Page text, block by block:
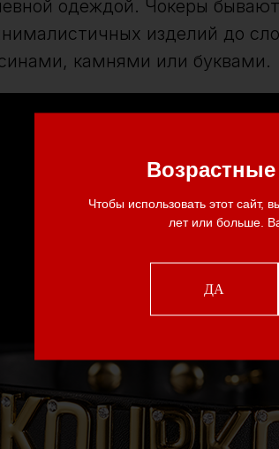
Чтобы использовать этот сайт,
лет или больше.
ДА
одеждой. Чокеры
изделий до
камнями или буквами.